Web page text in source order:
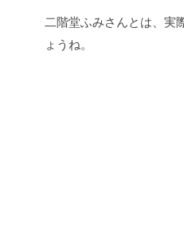
二階堂ふみさんとは、実
ょうね。